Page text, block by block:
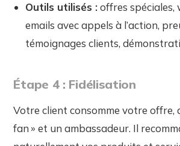
Outils utilisés :offres spéciales,
emails avec appels à l’action,
témoignages clients,
Étape 4 : Fidélisation
Votre client consomme votre offre,
fan » et un ambassadeur. Il